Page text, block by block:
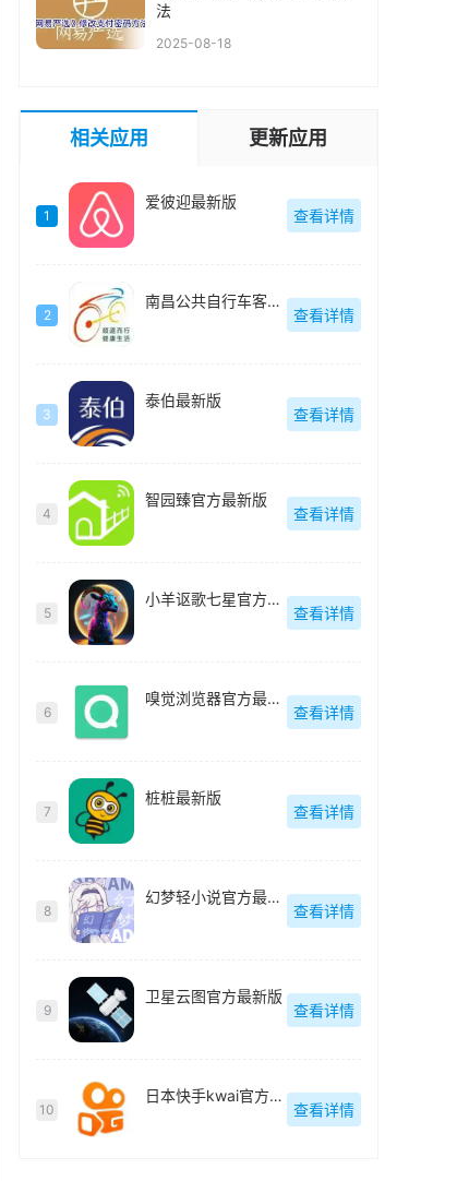
法
2025-08-18
相关应用 更新应用
1
爱彼迎最新版
查看详情
2
南昌公共自行车客户端(洪城乐骑行)最新版
查看详情
3
泰伯最新版
查看详情
4
智园臻官方最新版
查看详情
5
小羊讴歌七星官方最新版
查看详情
6
嗅觉浏览器官方最新版
查看详情
7
桩桩最新版
查看详情
8
幻梦轻小说官方最新版
查看详情
9
卫星云图官方最新版
查看详情
10
日本快手kwai官方最新版
查看详情